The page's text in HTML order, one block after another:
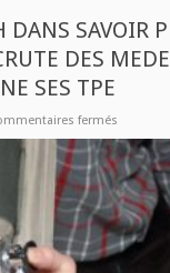
DANS SAVOIR
DES
SES TPE
fermés
JEUDI
A
11H
DANS
SAVOIR
PLUS
:
LE
PAS-